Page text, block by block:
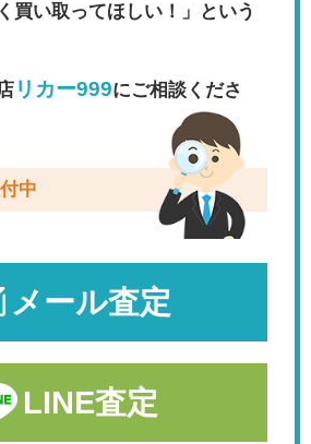
買い取ってほしい！」という
リカー999にご相談くださ
中
メール査定
LINE査定